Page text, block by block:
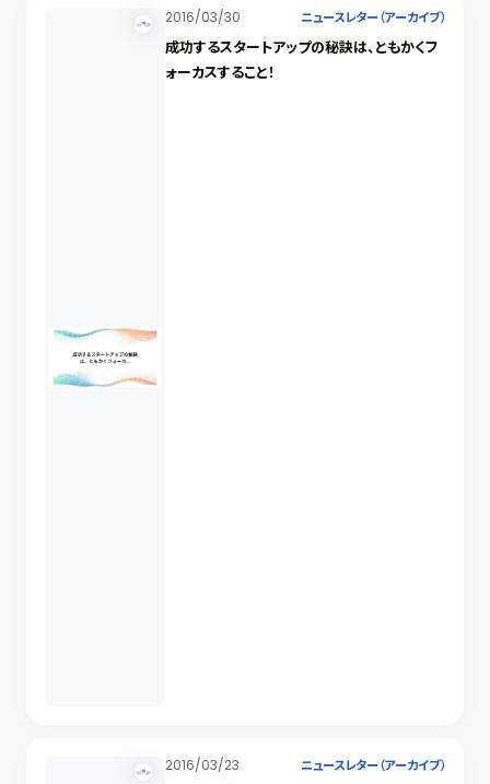
2016/03/30 ニュースレター（アーカイブ）
成功するスタートアップの秘訣は、ともかくフ
ォーカスすること！
2016/03/23 ニュースレター（アーカイブ）